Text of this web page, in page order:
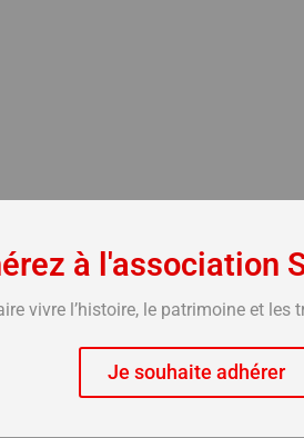
à l'association
vivre l’histoire, le patrimoine et
Je souhaite adhérer